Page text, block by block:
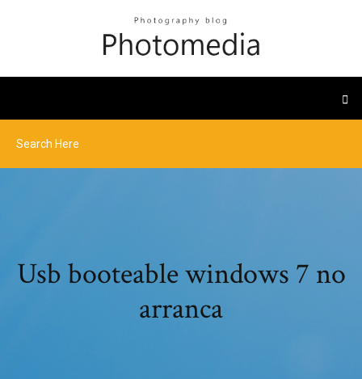
Usb booteable windows 7 no
arranca